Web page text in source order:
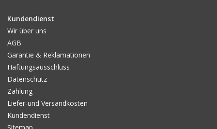
Kundendienst
Wir über uns
AGB
Garantie & Reklamationen
Haftungsausschluss
Datenschutz
Zahlung
Liefer-und Versandkosten
Kundendienst